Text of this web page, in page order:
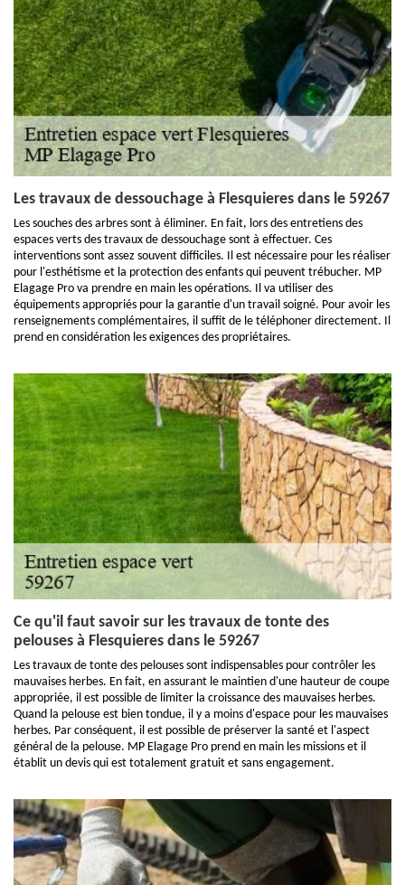
Les travaux de dessouchage à Flesquieres dans le 59267
Les souches des arbres sont à éliminer. En fait, lors des entretiens des
espaces verts des travaux de dessouchage sont à effectuer. Ces
interventions sont assez souvent difficiles. Il est nécessaire pour les réaliser
pour l'esthétisme et la protection des enfants qui peuvent trébucher. MP
Elagage Pro va prendre en main les opérations. Il va utiliser des
équipements appropriés pour la garantie d'un travail soigné. Pour avoir les
renseignements complémentaires, il suffit de le téléphoner directement. Il
prend en considération les exigences des propriétaires.
Ce qu'il faut savoir sur les travaux de tonte des
pelouses à Flesquieres dans le 59267
Les travaux de tonte des pelouses sont indispensables pour contrôler les
mauvaises herbes. En fait, en assurant le maintien d'une hauteur de coupe
appropriée, il est possible de limiter la croissance des mauvaises herbes.
Quand la pelouse est bien tondue, il y a moins d'espace pour les mauvaises
herbes. Par conséquent, il est possible de préserver la santé et l'aspect
général de la pelouse. MP Elagage Pro prend en main les missions et il
établit un devis qui est totalement gratuit et sans engagement.